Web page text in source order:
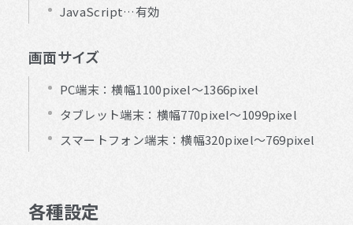
JavaScript…有効
画面サイズ
PC端末：横幅1100pixel～1366pixel
タブレット端末：横幅770pixel～1099pixel
スマートフォン端末：横幅320pixel～769pixel
各種設定